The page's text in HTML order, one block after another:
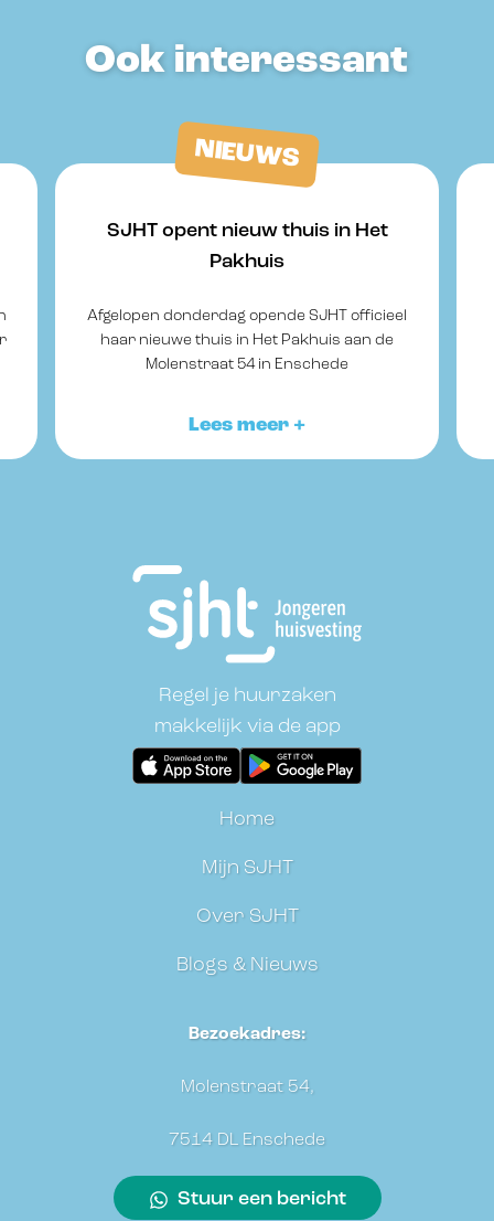
Ook interessant
NIEUWS
SJHT opent nieuw thuis in Het
Pakhuis
Afgelopen donderdag opende SJHT officieel
haar nieuwe thuis in Het Pakhuis aan de
Molenstraat 54 in Enschede
Lees meer +
Regel je huurzaken
makkelijk via de app
Home
Mijn SJHT
Over SJHT
Blogs & Nieuws
Bezoekadres:
Molenstraat 54,
7514 DL Enschede
Stuur een bericht